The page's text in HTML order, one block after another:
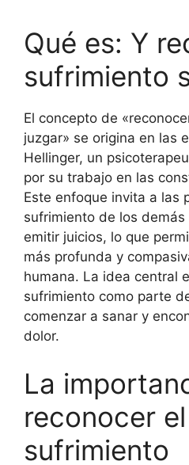
Qué es: Y
sufrimiento
El concepto de
juzgar» se origina en las
Hellinger, un
por su trabajo en las
Este enfoque invita a las
sufrimiento de los
emitir juicios, lo que
más profunda y
humana. La idea central
sufrimiento como parte
comenzar a sanar y
dolor.
La
reconocer el
sufrimiento